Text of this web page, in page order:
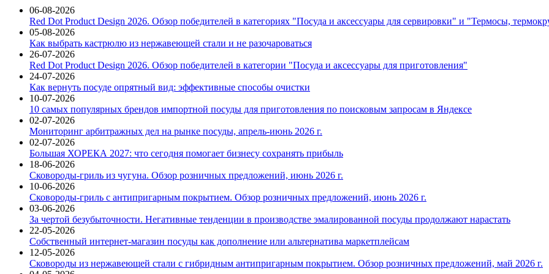
06-08-2026
Red Dot Product Design 2026. Обзор победителей в категориях "Посуда и аксессуары для сервировки" и "Термосы,
05-08-2026
Как выбрать кастрюлю из нержавеющей стали и не разочароваться
26-07-2026
Red Dot Product Design 2026. Обзор победителей в категории "Посуда и аксессуары для приготовления"
24-07-2026
Как вернуть посуде опрятный вид: эффективные способы очистки
10-07-2026
10 самых популярных брендов импортной посуды для приготовления по поисковым запросам в Яндексе
02-07-2026
Мониторинг арбитражных дел на рынке посуды, апрель-июнь 2026 г.
02-07-2026
Большая ХОРЕКА 2027: что сегодня помогает бизнесу сохранять прибыль
18-06-2026
Сковороды-гриль из чугуна. Обзор розничных предложений, июнь 2026 г.
10-06-2026
Сковороды-гриль с антипригарным покрытием. Обзор розничных предложений, июнь 2026 г.
03-06-2026
За чертой безубыточности. Негативные тенденции в производстве эмалированной посуды продолжают нарастать
22-05-2026
Собственный интернет-магазин посуды как дополнение или альтернатива маркетплейсам
12-05-2026
Сковороды из нержавеющей стали с гибридным антипригарным покрытием. Обзор розничных предложений, май 2026 г.